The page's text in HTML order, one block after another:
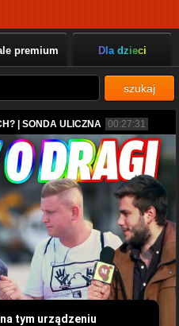
premium Dla dzieci
szukaj
| SONDA ULICZNA 00:27:31
tym urządzeniu